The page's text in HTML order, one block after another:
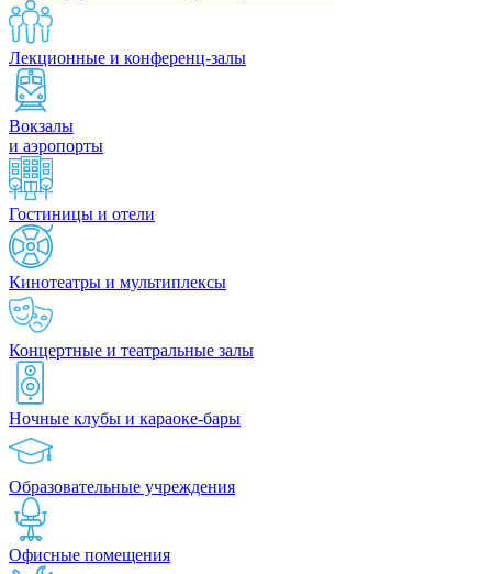
Лекционные и конференц-залы
Вокзалы
и аэропорты
Гостиницы и отели
Кинотеатры и мультиплексы
Концертные и театральные залы
Ночные клубы и караоке-бары
Образовательные учреждения
Офисные помещения